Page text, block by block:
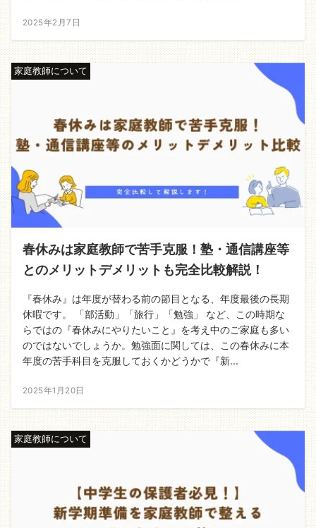
2025年2月7日
家庭教師について
春休みは家庭教師で苦手克服！塾・通信講座等
とのメリットデメリットも完全比較解説！
『春休み』は年度が替わる前の節目となる、年度最後の長期
休暇です。 「部活動」「旅行」「勉強」 など、この時期な
らではの『春休みにやりたいこと』を考え中のご家庭も多い
のではないでしょうか。勉強面に関しては、この春休みに本
年度の苦手科目を克服しておくかどうかで『新...
2025年1月20日
家庭教師について